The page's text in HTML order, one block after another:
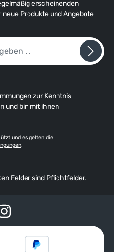
erscheinenden
Produkte und Angebote
zur Kenntnis
und bin mit ihnen
und es gelten die
.
Felder sind Pflichtfelder.